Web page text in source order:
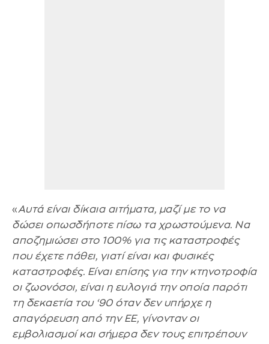
«Αυτά είναι δίκαια αιτήματα, μαζί με το να
δώσει οπωσδήποτε πίσω τα χρωστούμενα. Να
αποζημιώσει στο 100% για τις καταστροφές
που έχετε πάθει, γιατί είναι και φυσικές
καταστροφές. Είναι επίσης για την κτηνοτροφία
οι ζωονόσοι, είναι η ευλογιά την οποία παρότι
τη δεκαετία του ‘90 όταν δεν υπήρχε η
απαγόρευση από την ΕΕ, γίνονταν οι
εμβολιασμοί και σήμερα δεν τους επιτρέπουν